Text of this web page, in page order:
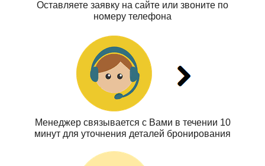
Оставляете заявку на сайте или звоните по
номеру телефона
Менеджер связывается с Вами в течении 10
минут для уточнения деталей бронирования